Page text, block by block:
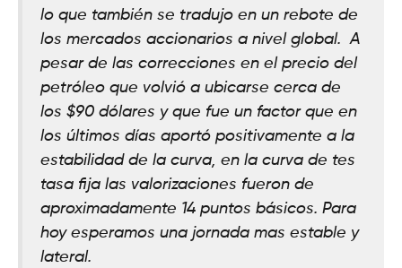
lo que también se tradujo en un rebote de
los mercados accionarios a nivel global. A
pesar de las correcciones en el precio del
petróleo que volvió a ubicarse cerca de
los $90 dólares y que fue un factor que en
los últimos días aportó positivamente a la
estabilidad de la curva, en la curva de tes
tasa fija las valorizaciones fueron de
aproximadamente 14 puntos básicos. Para
hoy esperamos una jornada mas estable y
lateral.